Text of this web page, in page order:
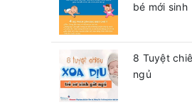
bé mới sinh
8 Tuyệt
ngủ